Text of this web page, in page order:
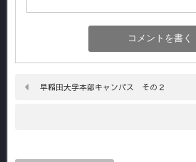
早稲田大学本部キャンパス その２